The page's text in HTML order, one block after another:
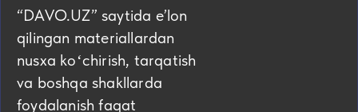
“DAVO.UZ” saytida eʼlon
qilingan materiallardan
nusxa koʻchirish, tarqatish
va boshqa shakllarda
foydalanish faqat